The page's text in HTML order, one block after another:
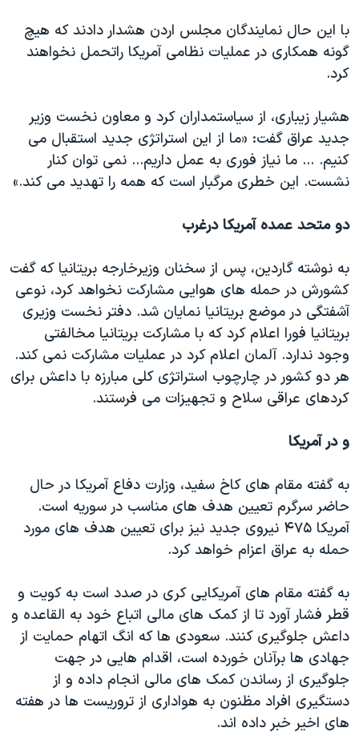
با این حال نمایندگان مجلس اردن هشدار دادند که هیچ
گونه همکاری در عملیات نظامی آمریکا راتحمل نخواهند
کرد.
هشیار زیباری، از سیاستمداران کرد و معاون نخست وزیر
جدید عراق گفت: «ما از این استراتژی جدید استقبال می
کنیم. ... ما نیاز فوری به عمل داریم... نمی توان کنار
نشست. این خطری مرگبار است که همه را تهدید می کند.»
دو متحد عمده آمریکا درغرب
به نوشته گاردین، پس از سخنان وزیرخارجه بریتانیا که گفت
کشورش در حمله های هوایی مشارکت نخواهد کرد، نوعی
آشفتگی در موضع بریتانیا نمایان شد. دفتر نخست وزیری
بریتانیا فورا اعلام کرد که با مشارکت بریتانیا مخالفتی
وجود ندارد. آلمان اعلام کرد در عملیات مشارکت نمی کند.
هر دو کشور در چارچوب استراتژی کلی مبارزه با داعش برای
کردهای عراقی سلاح و تجهیزات می فرستند.
و در آمریکا
به گفته مقام های کاخ سفید، وزارت دفاع آمریکا در حال
حاضر سرگرم تعیین هدف های مناسب در سوریه است.
آمریکا ۴۷۵ نیروی جدید نیز برای تعیین هدف های مورد
حمله به عراق اعزام خواهد کرد.
به گفته مقام های آمریکایی کری در صدد است به کویت و
قطر فشار آورد تا از کمک های مالی اتباع خود به القاعده و
داعش جلوگیری کنند. سعودی ها که انگ اتهام حمایت از
جهادی ها برآنان خورده است، اقدام هایی در جهت
جلوگیری از رساندن کمک های مالی انجام داده و از
دستگیری افراد مظنون به هواداری از تروریست ها در هفته
های اخیر خبر داده اند.